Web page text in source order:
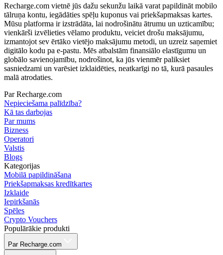
Recharge.com vietnē jūs dažu sekunžu laikā varat papildināt mobilo
tālruņa kontu, iegādāties spēļu kuponus vai priekšapmaksas kartes.
Mūsu platforma ir izstrādāta, lai nodrošinātu ātrumu un uzticamību;
vienkārši izvēlieties vēlamo produktu, veiciet drošu maksājumu,
izmantojot sev ērtāko vietējo maksājumu metodi, un uzreiz saņemiet
digitālo kodu pa e-pastu. Mēs atbalstām finansiālo elastīgumu un
globālo savienojamību, nodrošinot, ka jūs vienmēr paliksiet
sasniedzami un varēsiet izklaidēties, neatkarīgi no tā, kurā pasaules
malā atrodaties.
Par Recharge.com
Nepieciešama palīdzība?
Kā tas darbojas
Par mums
Bizness
Operatori
Valstis
Blogs
Kategorijas
Mobilā papildināšana
Priekšapmaksas kredītkartes
Izklaide
Iepirkšanās
Spēles
Crypto Vouchers
Populārākie produkti
Par Recharge.com